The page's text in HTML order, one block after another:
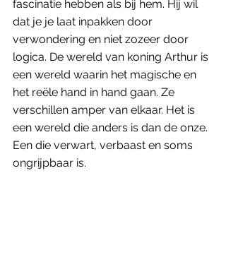
fascinatie hebben als bij hem. Hij wil
dat je je laat inpakken door
verwondering en niet zozeer door
logica. De wereld van koning Arthur is
een wereld waarin het magische en
het reële hand in hand gaan. Ze
verschillen amper van elkaar. Het is
een wereld die anders is dan de onze.
Een die verwart, verbaast en soms
ongrijpbaar is.